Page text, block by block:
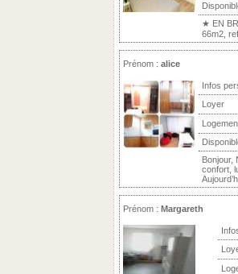
★ EN
66m2,
Prénom : alice
Infos
Loyer
Bonjour,
confort,
Prénom : Margareth